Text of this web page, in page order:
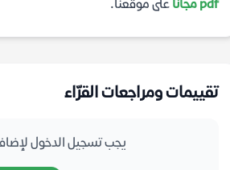
pdf مجانا
على موقعنا.
تقييمات ومراجعات القرّاء
يجب تسجيل الدخول